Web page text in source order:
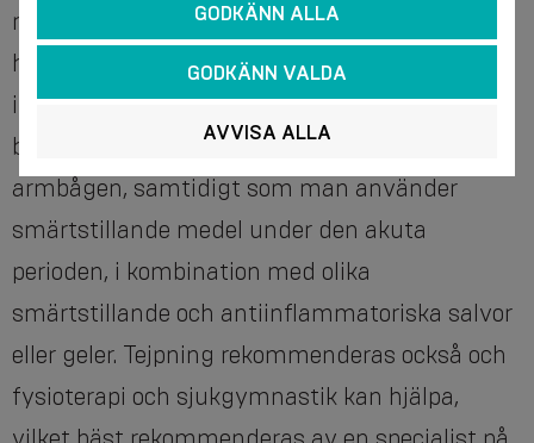
radiologisk undersökning utföras – oftast med
hjälp av ultraljud. I fall av överbelastning
innebär behandlingen oftast en fullständig
begränsning av belastningen på den onda
armbågen, samtidigt som man använder
smärtstillande medel under den akuta
perioden, i kombination med olika
smärtstillande och antiinflammatoriska salvor
eller geler. Tejpning rekommenderas också och
fysioterapi och sjukgymnastik kan hjälpa,
GODKÄNN ALLA
GODKÄNN VALDA
AVVISA ALLA